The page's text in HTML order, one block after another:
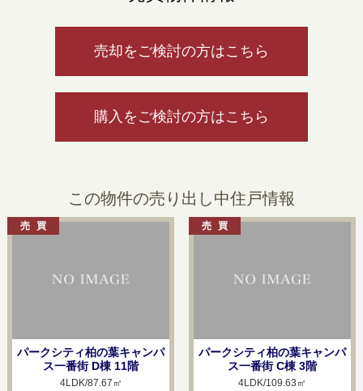
売却をご検討の方はこちら
購入をご検討の方はこちら
この物件の売り出し中住戸情報
パークシティ柏の葉キャンパ
ス一番街 D棟 11階
4LDK/87.67㎡
パークシティ柏の葉キャンパ
ス一番街 C棟 3階
4LDK/109.63㎡